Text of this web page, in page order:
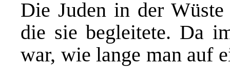
Die Juden in der
die sie begleitete. Da
war, wie lange man auf